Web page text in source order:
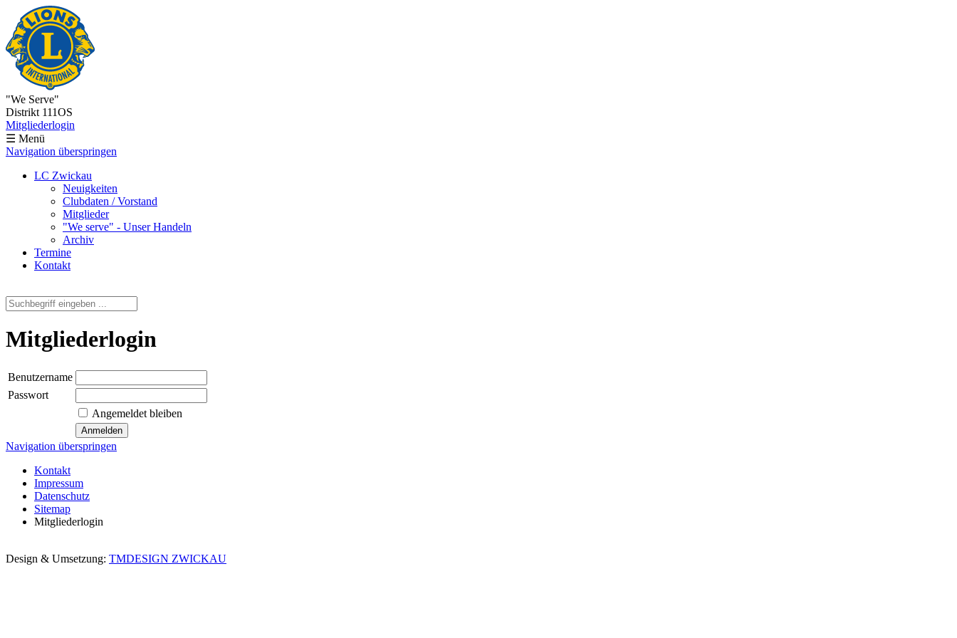
"We Serve"
Distrikt 111OS
Mitgliederlogin
☰ Menü
Navigation überspringen
LC Zwickau
Neuigkeiten
Clubdaten / Vorstand
Mitglieder
"We serve" - Unser Handeln
Archiv
Termine
Kontakt
Mitgliederlogin
Benutzername
Passwort
Angemeldet bleiben
Navigation überspringen
Kontakt
Impressum
Datenschutz
Sitemap
Mitgliederlogin
Design & Umsetzung: TMDESIGN ZWICKAU